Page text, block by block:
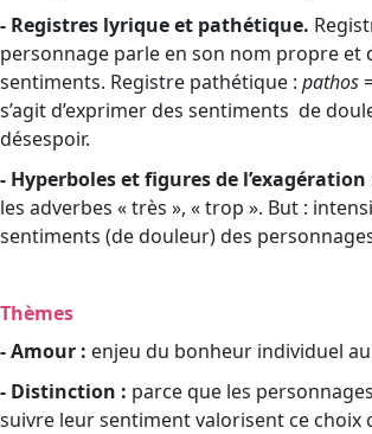
- Registres lyrique et pathétique.
personnage parle en son nom propre et
sentiments. Registre pathétique : pathos
s’agit d’exprimer des sentiments de
désespoir.
- Hyperboles et figures de l’exagération
les adverbes « très », « trop ». But :
sentiments (de douleur) des
Thèmes
- Amour : enjeu du bonheur individuel au
- Distinction : parce que les
suivre leur sentiment valorisent ce choix